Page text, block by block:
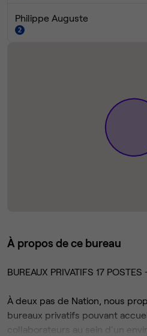
Philippe Auguste
À propos de ce bureau
BUREAUX PRIVATIFS 17 POSTES
À deux pas de Nation, nous
bureaux privatifs pouvant
collaborateurs au sein d'un